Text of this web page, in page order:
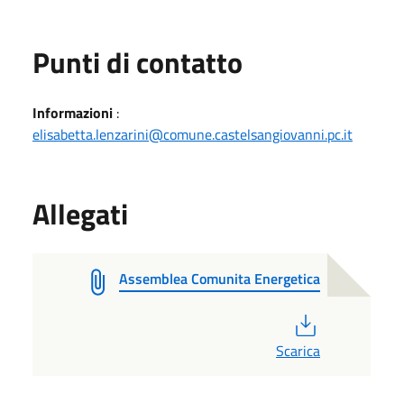
Punti di contatto
Informazioni :
elisabetta.lenzarini@comune.castelsangiovanni.pc.it
Allegati
Assemblea Comunita Energetica
Scarica